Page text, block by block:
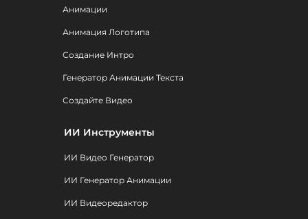
Анимации
Анимация Логотипа
Создание Интро
Генератор Анимации Текста
Создайте Видео
ИИ Инструменты
ИИ Видео Генератор
ИИ Генератор Анимации
ИИ Видеоредактор